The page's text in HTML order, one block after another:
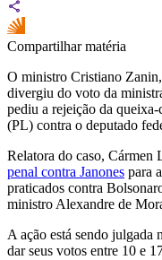
Compartilhar matéria
O ministro Cristiano
divergiu do voto da
pediu a rejeição da
(PL) contra o deputado
Relatora do caso, Cármen
penal contra Janones para
praticados contra
ministro Alexandre de
A ação está sendo
dar seus votos entre 10 e